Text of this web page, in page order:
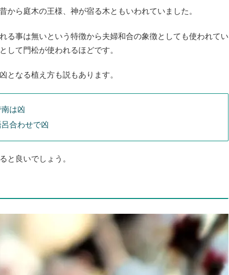
から庭木の王様、神が宿る木ともいわれていました。
る事は無いという特徴から夫婦和合の象徴としても使われてい
して門松が使われるほどです。
となる植え方も説もあります。
は凶
合わせで凶
と良いでしょう。